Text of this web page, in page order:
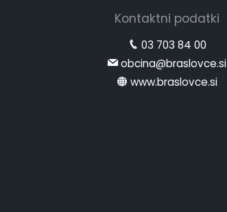
Kontaktni podatki
03 703 84 00
obcina@braslovce.si
www.braslovce.si